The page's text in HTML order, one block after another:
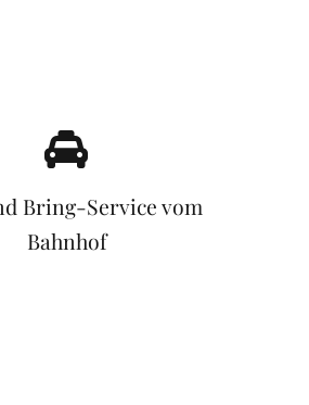
Bring-Service vom
Bahnhof